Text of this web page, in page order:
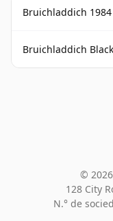
Bruichladdich
Bruichladdich
©
128 City
N.° de